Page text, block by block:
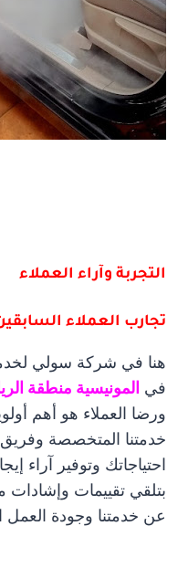
التجربة وآراء العملاء
تجارب العملاء
هنا في شركة سولي
في المونيسية منطقة
ورضا العملاء هو أهم
خدمتنا المتخصصة وفريق
احتياجاتك وتوفير آراء
بتلقي تقييمات وإشادات
عن خدمتنا وجودة العمل